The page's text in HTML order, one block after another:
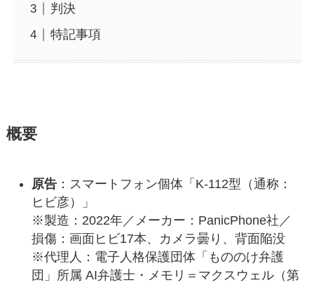
判決
特記事項
概要
原告：スマートフォン個体「K-112型（通称：
ヒビ彦）」
※製造：2022年／メーカー：PanicPhone社／
損傷：画面ヒビ17本、カメラ曇り、背面陥没
※代理人：電子人格保護団体「もののけ弁護
団」所属 AI弁護士・メモリ＝マクスウェル（第